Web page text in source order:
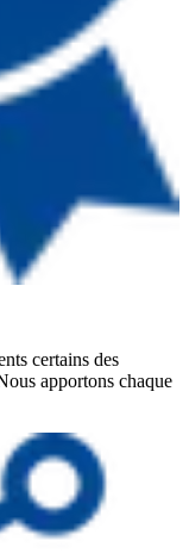
certains des
apportons chaque